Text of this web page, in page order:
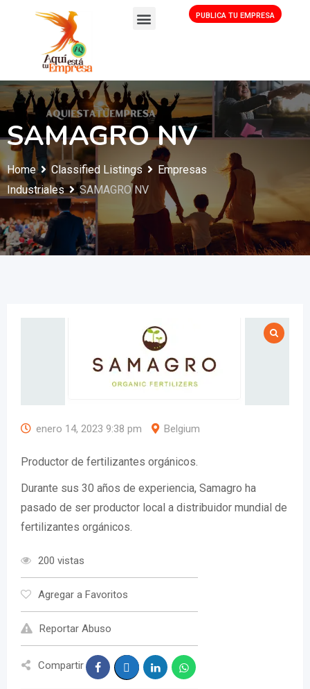
PUBLICA TU EMPRESA
SAMAGRO NV
Home Classified Listings
Empresas
Industriales
SAMAGRO NV
enero 14, 2023 9:38 pm Belgium
Productor de fertilizantes orgánicos.
Durante sus 30 años de experiencia, Samagro ha
pasado de ser productor local a distribuidor mundial de
fertilizantes orgánicos.
200 vistas
Agregar a Favoritos
Reportar Abuso
Compartir